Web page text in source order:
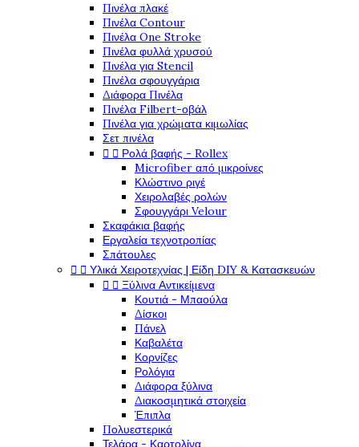
Πινέλα πλακέ
Πινέλα Contour
Πινέλα One Stroke
Πινέλα φυλλά χρυσού
Πινέλα για Stencil
Πινέλα σφουγγάρια
Διάφορα Πινέλα
Πινέλα Filbert-οβάλ
Πινέλα για χρώματα κιμωλίας
Σετ πινέλα
  Ρολά βαφής - Rollex
Microfiber από μικροίνες
Κλώστινο ριγέ
Χειρολαβές ρολών
Σφουγγάρι Velour
Σκαφάκια βαφής
Εργαλεία τεχνοτροπίας
Σπάτουλες
  Υλικά Χειροτεχνίας | Είδη DIY & Κατασκευών
  Ξύλινα Αντικείμενα
Κουτιά - Μπαούλα
Δίσκοι
Πάνελ
Καβαλέτα
Κορνίζες
Ρολόγια
Διάφορα ξύλινα
Διακοσμητικά στοιχεία
Έπιπλα
Πολυεστερικά
Τελάρα - Καρτολίνα